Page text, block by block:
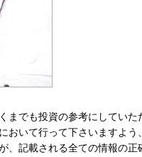
までも投資の参考にしてい
おいて行って下さいますよ
、記載される全ての情報の正